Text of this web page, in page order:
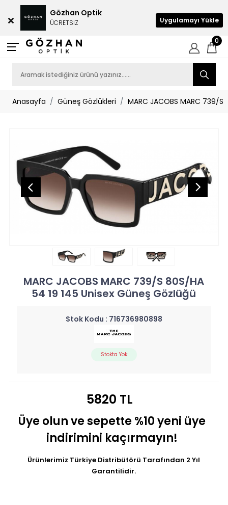
0
Anasayfa Güneş Gözlükleri MARC JACOBS MARC 739/
MARC JACOBS MARC 739/S 80S/HA
54 19 145 Unisex Güneş Gözlüğü
Stok Kodu : 716736980898
Stokta Yok
5820 TL
Üye olun ve sepette %10 yeni üye
indirimini kaçırmayın!
Ürünlerimiz Türkiye Distribütörü Tarafından 2 Yıl
Garantilidir.
Gözhan Optik
ÜCRETSİZ Uygulamayı Yükle